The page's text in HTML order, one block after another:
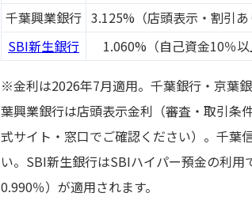
千葉興業銀行 3.125%（店頭表示・割引あ
SBI新生銀行
1.060%（自己資金10％以
※金利は2026年7月適用。千葉銀行・京葉
葉興業銀行は店頭表示金利（審査・取引条
式サイト・窓口でご確認ください）。千葉
い。SBI新生銀行はSBIハイパー預金の利
0.990％）が適用されます。